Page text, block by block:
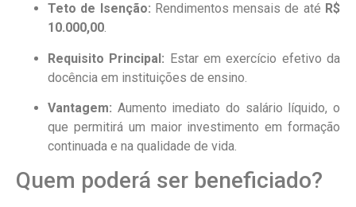
Teto de Isenção: Rendimentos mensais de até R$
10.000,00.
Requisito Principal: Estar em exercício efetivo da
docência em instituições de ensino.
Vantagem: Aumento imediato do salário líquido, o
que permitirá um maior investimento em formação
continuada e na qualidade de vida.
Quem poderá ser beneficiado?